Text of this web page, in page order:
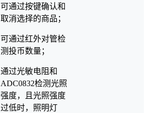
可通过按键确认和
取消选择的商品；
可通过红外对管检
测投币数量；
通过光敏电阻和
ADC0832检测光照
强度，且光照强度
过低时，照明灯